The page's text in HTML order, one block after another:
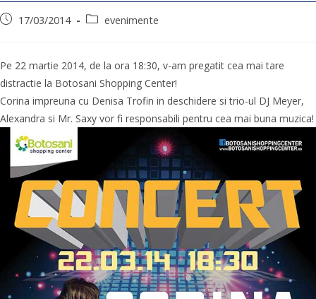
17/03/2014 evenimente
Pe 22 martie 2014, de la ora 18:30, v-am pregatit cea mai tare
distractie la Botosani Shopping Center!
Corina impreuna cu Denisa Trofin in deschidere si trio-ul DJ Meyer,
Alexandra si Mr. Saxy vor fi responsabili pentru cea mai buna muzica!